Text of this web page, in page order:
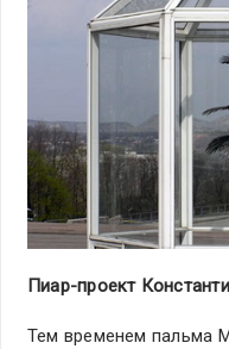
Пиар-проект
Тем временем пальма